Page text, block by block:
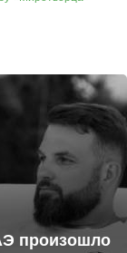
произошло